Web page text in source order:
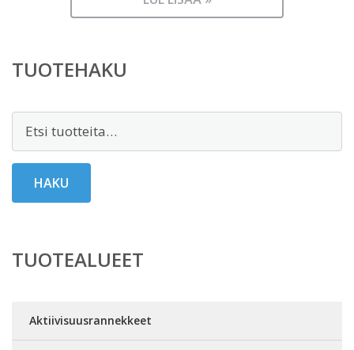
TUOTEHAKU
Etsi:
HAKU
TUOTEALUEET
Aktiivisuusrannekkeet